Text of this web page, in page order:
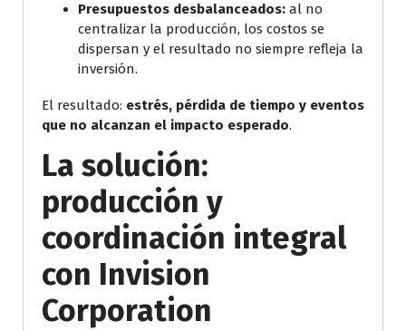
Presupuestos desbalanceados: al no
centralizar la producción, los costos se
dispersan y el resultado no siempre refleja la
inversión.
El resultado: estrés, pérdida de tiempo y eventos
que no alcanzan el impacto esperado.
La solución:
producción y
coordinación integral
con Invision
Corporation